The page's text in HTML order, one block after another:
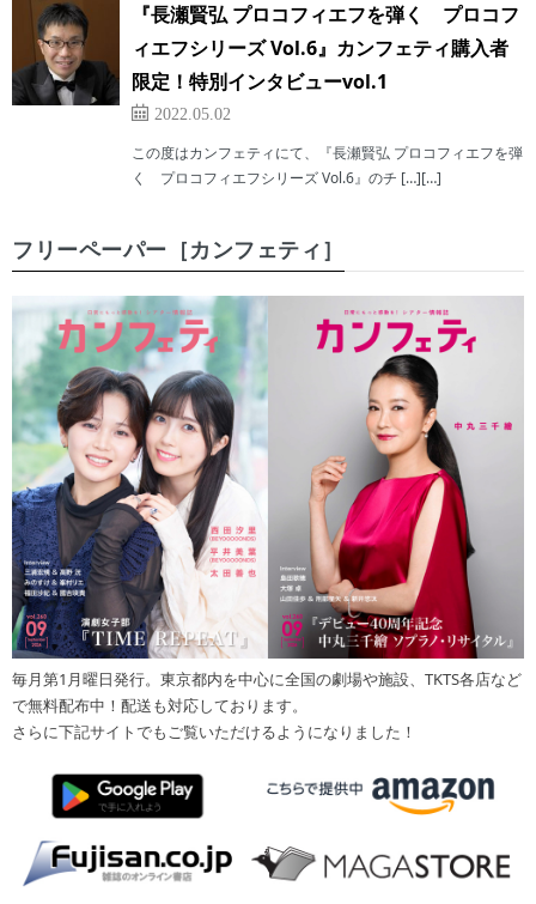
『長瀬賢弘 プロコフィエフを弾く プロコフ
ィエフシリーズ Vol.6』カンフェティ購入者
限定！特別インタビューvol.1
2022.05.02
この度はカンフェティにて、『長瀬賢弘 プロコフィエフを弾
く プロコフィエフシリーズ Vol.6』のチ […][…]
フリーペーパー［カンフェティ］
毎月第1月曜日発行。東京都内を中心に全国の劇場や施設、TKTS各店など
で無料配布中！配送も対応しております。
さらに下記サイトでもご覧いただけるようになりました！